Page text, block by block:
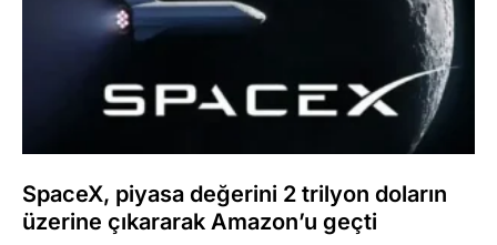
SpaceX, piyasa değerini 2 trilyon doların
üzerine çıkararak Amazon’u geçti